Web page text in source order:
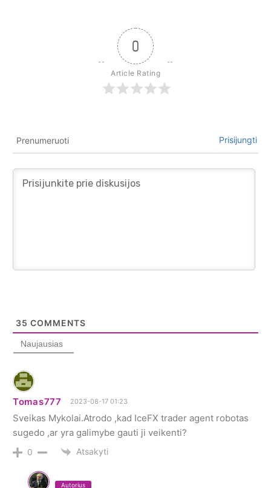
0
Article Rating
Prenumeruoti Prisijungti
35 COMMENTS
Naujausias
Tomas777 2023-08-17 01:23
Sveikas Mykolai.Atrodo ,kad IceFX trader agent robotas
sugedo ,ar yra galimybe gauti ji veikenti?
0 Atsakyti
Autorius